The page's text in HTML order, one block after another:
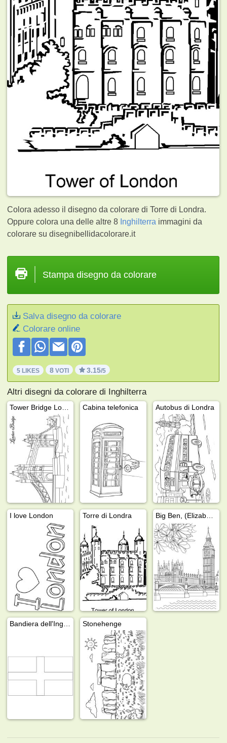
Colora adesso il disegno da colorare di Torre di Londra.
Oppure colora una delle altre 8 Inghilterra immagini da
colorare su disegnibellidacolorare.it
Stampa disegno da colorare
Salva disegno da colorare
Colorare online
5 LIKES 8 VOTI 3.15/5
Altri disegni da colorare di Inghilterra
Cabina telefonica Autobus di Londra
I love London Torre di Londra
Stonehenge